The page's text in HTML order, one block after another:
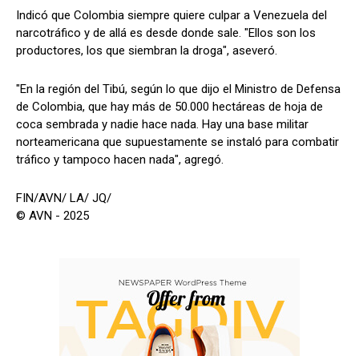
Indicó que Colombia siempre quiere culpar a Venezuela del
narcotráfico y de allá es desde donde sale. "Ellos son los
productores, los que siembran la droga", aseveró.
"En la región del Tibú, según lo que dijo el Ministro de Defensa
de Colombia, que hay más de 50.000 hectáreas de hoja de
coca sembrada y nadie hace nada. Hay una base militar
norteamericana que supuestamente se instaló para combatir
tráfico y tampoco hacen nada", agregó.
FIN/AVN/ LA/ JQ/
© AVN - 2025